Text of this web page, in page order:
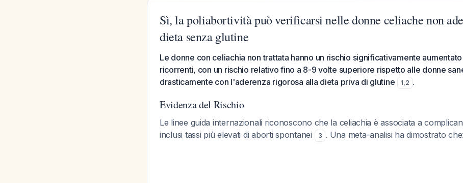
Sì, la poliabortività può verificarsi nelle donne celiache non
dieta senza glutine
Le donne con celiachia non trattata hanno un rischio significativamente
ricorrenti, con un rischio relativo fino a 8-9 volte superiore rispetto alle donne
drasticamente con l'aderenza rigorosa alla dieta priva di glutine
1,2 .
Evidenza del Rischio
Le linee guida internazionali riconoscono che la celiachia è associata a
inclusi tassi più elevati di aborti spontanei
3 . Una meta-analisi ha dimostrato che: